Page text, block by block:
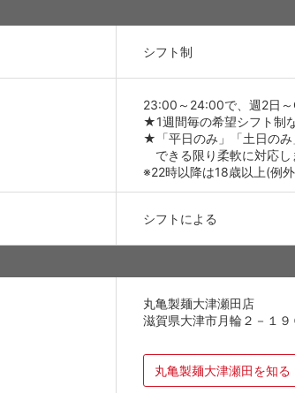
シフト制
23:00～24:00で、週2日～
★1週間毎の希望シフト制
★「平日のみ」「土日のみ
できる限り柔軟に対応し
※22時以降は18歳以上(例
シフトによる
丸亀製麺大津瀬田店
滋賀県大津市月輪２－１９
丸亀製麺大津瀬田を知る